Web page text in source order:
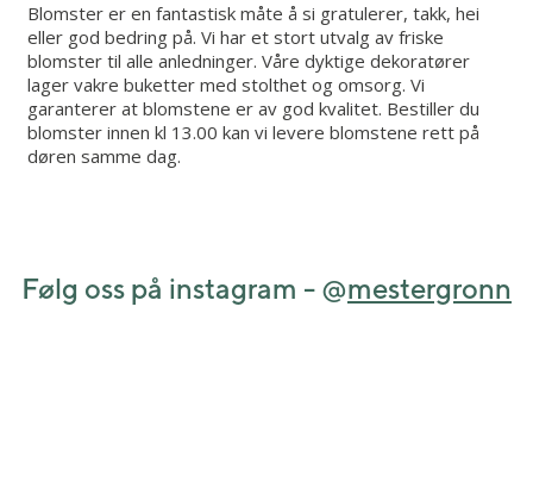
Blomster er en fantastisk måte å si gratulerer, takk, hei
eller god bedring på. Vi har et stort utvalg av friske
blomster til alle anledninger. Våre dyktige dekoratører
lager vakre buketter med stolthet og omsorg. Vi
garanterer at blomstene er av god kvalitet. Bestiller du
blomster innen kl 13.00 kan vi levere blomstene rett på
døren samme dag.
Følg oss på instagram - @mestergronn